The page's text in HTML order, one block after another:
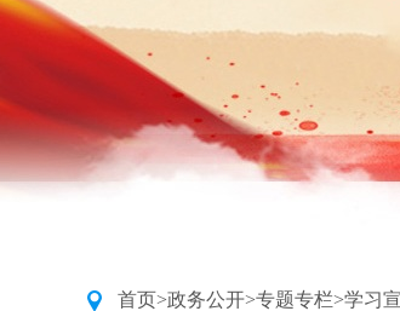
首页>政务公开>专题专栏>学习